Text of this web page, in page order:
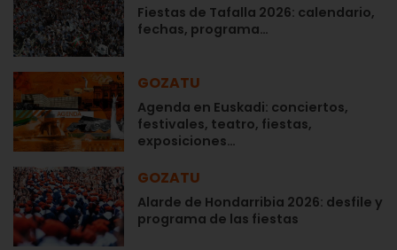
Fiestas de Tafalla 2026: calendario,
fechas, programa…
GOZATU
Agenda en Euskadi: conciertos,
festivales, teatro, fiestas,
exposiciones…
GOZATU
Alarde de Hondarribia 2026: desfile y
programa de las fiestas